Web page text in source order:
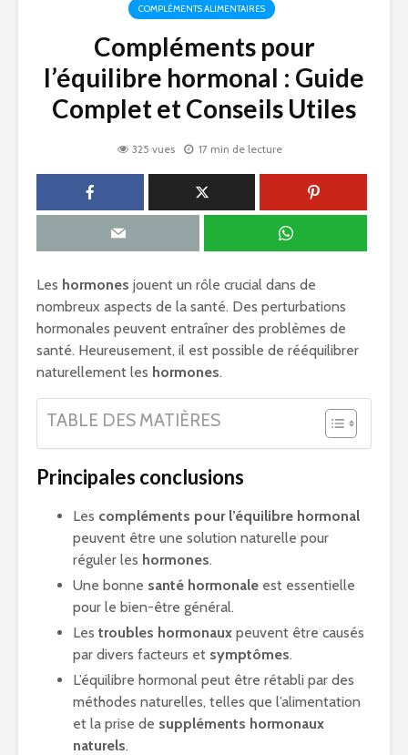
COMPLÉMENTS ALIMENTAIRES
Compléments pour
l’équilibre hormonal : Guide
Complet et Conseils Utiles
325 vues 17 min de lecture
Les hormones jouent un rôle crucial dans de
nombreux aspects de la santé. Des perturbations
hormonales peuvent entraîner des problèmes de
santé. Heureusement, il est possible de rééquilibrer
naturellement les hormones.
TABLE DES MATIÈRES
Principales conclusions
Les compléments pour l’équilibre hormonal
peuvent être une solution naturelle pour
réguler les hormones.
Une bonne santé hormonale est essentielle
pour le bien-être général.
Les troubles hormonaux peuvent être causés
par divers facteurs et symptômes.
L’équilibre hormonal peut être rétabli par des
méthodes naturelles, telles que l’alimentation
et la prise de suppléments hormonaux
naturels.